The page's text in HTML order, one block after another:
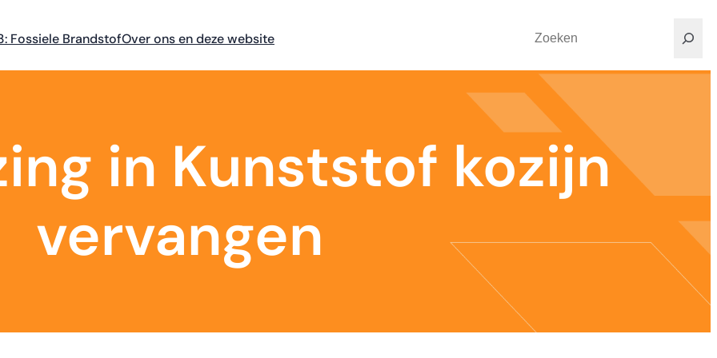
Fossiele BrandstofOver ons en deze website Search
in Kunststof kozijn
vervangen